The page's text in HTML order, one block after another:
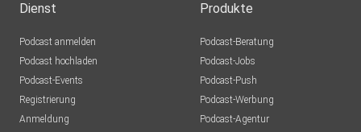
Dienst
Podcast anmelden
Podcast hochladen
Podcast-Events
Registrierung
Anmeldung
Produkte
Podcast-Beratung
Podcast-Jobs
Podcast-Push
Podcast-Werbung
Podcast-Agentur